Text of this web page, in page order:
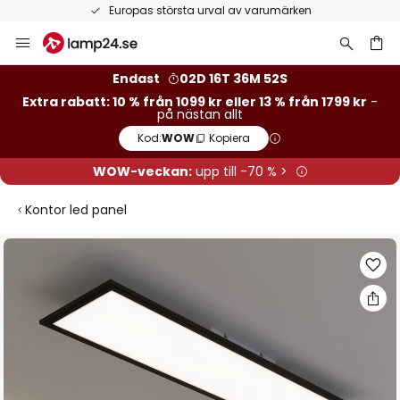
Europas största urval av varumärken
Hoppa
till
Endast
02D 16T 36M 51S
Extra rabatt: 10 % från 1099 kr eller 13 % från 1799 kr -
på nästan allt
Kod:WOW Kopiera
WOW-veckan:upp till -70 % >
Kontor led panel
Hoppa
bildgalleriet